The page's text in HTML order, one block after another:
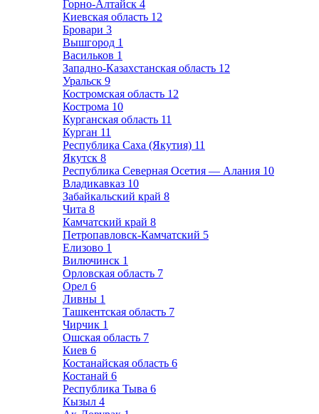
Горно-Алтайск 4
Киевская область 12
Бровари 3
Вышгород 1
Васильков 1
Западно-Казахстанская область 12
Уральск 9
Костромская область 12
Кострома 10
Курганская область 11
Курган 11
Республика Саха (Якутия) 11
Якутск 8
Республика Северная Осетия — Алания 10
Владикавказ 10
Забайкальский край 8
Чита 8
Камчатский край 8
Петропавловск-Камчатский 5
Елизово 1
Вилючинск 1
Орловская область 7
Орел 6
Ливны 1
Ташкентская область 7
Чирчик 1
Ошская область 7
Киев 6
Костанайская область 6
Костанай 6
Республика Тыва 6
Кызыл 4